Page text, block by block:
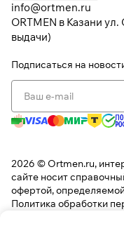
info@ortmen.ru
ORTMEN в Казани ул.
выдачи)
Подписаться на
2026 © Ortmen.ru,
сайте носит
офертой,
Политика обработки